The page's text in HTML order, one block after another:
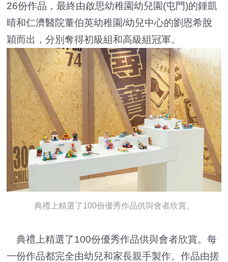
26份作品，最終由啟思幼稚園幼兒園(屯門)的鍾凱
晴和仁濟醫院董伯英幼稚園/幼兒中心的劉恩希脫
穎而出，分別奪得初級組和高級組冠軍。
典禮上精選了100份優秀作品供與會者欣賞。
典禮上精選了100份優秀作品供與會者欣賞。每
一份作品都完全由幼兒和家長親手製作。作品由搓